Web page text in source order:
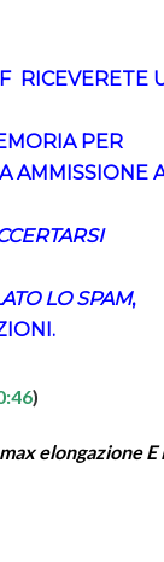
RICEVERETE
PER
AMMISSIONE
LO SPAM,
)
elongazione E